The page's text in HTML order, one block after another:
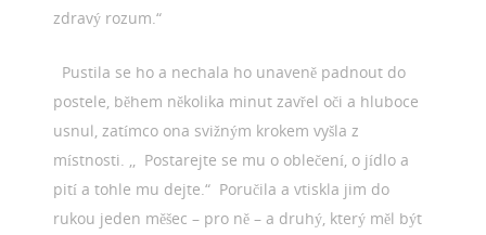
zdravý rozum.“
Pustila se ho a nechala ho unaveně padnout do
postele, během několika minut zavřel oči a hluboce
usnul, zatímco ona svižným krokem vyšla z
místnosti. ,, Postarejte se mu o oblečení, o jídlo a
pití a tohle mu dejte.“ Poručila a vtiskla jim do
rukou jeden měšec – pro ně – a druhý, který měl být